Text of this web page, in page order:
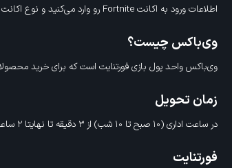
اطلاعات ورود به اکانت Fortnite رو وارد می‌کنید و نوع اکانت مثل EpicGames، PlayStation، Xbox، Nintendo رو انتخاب می‌کنید و روی خرید می‌زنید و تمام.
وی‌باکس چیست؟
وی‌باکس واحد پول بازی فورتنایت است که برای خرید
زمان تحویل
در ساعت اداری (۱۰ صبح تا ۱۰ شب) از ۳ دقیقه تا نهایتا ۲ ساعت (بسته به حجم سفارشات) تحویل شما میشه.
فورتنایت